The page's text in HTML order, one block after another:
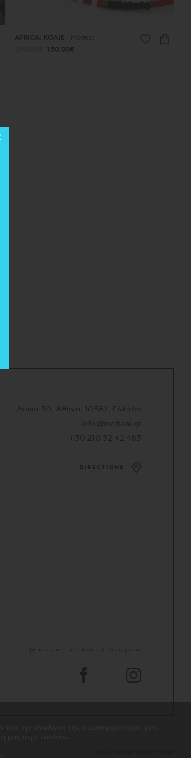
AFRICA: ΚΟΛΙΕ Μάσκες
150.00€
Λέκκα 30, Αθήνα. 10562, Ελλάδα
info@meitani.gr
+30 210 32 42 483
DIRECTIONS
Join us on facebook & instagram